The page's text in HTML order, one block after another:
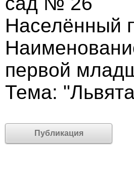
Населённый
первой
Тема:
Публикация